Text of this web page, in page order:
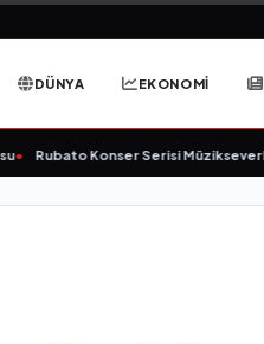
DÜNYA EKONOMİ
Rubato Konser Serisi